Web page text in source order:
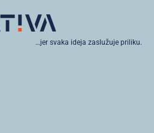
…jer svaka ideja zaslužuje priliku.